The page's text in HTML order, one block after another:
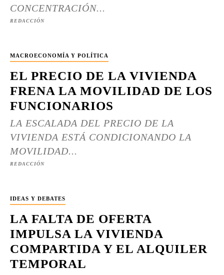
CONCENTRACIÓN...
REDACCIÓN
MACROECONOMÍA Y POLÍTICA
EL PRECIO DE LA VIVIENDA
FRENA LA MOVILIDAD DE LOS
FUNCIONARIOS
LA ESCALADA DEL PRECIO DE LA
VIVIENDA ESTÁ CONDICIONANDO LA
MOVILIDAD...
REDACCIÓN
IDEAS Y DEBATES
LA FALTA DE OFERTA
IMPULSA LA VIVIENDA
COMPARTIDA Y EL ALQUILER
TEMPORAL